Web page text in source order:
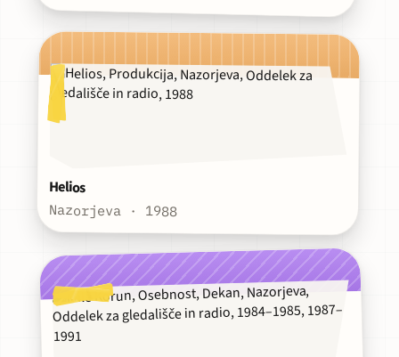
Helios
Nazorjeva · 1988